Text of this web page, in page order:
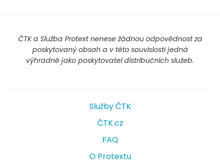
ČTK a Služba Protext nenese žádnou odpovědnost za
poskytovaný obsah a v této souvislosti jedná
výhradně jako poskytovatel distribučních služeb.
Služby ČTK
ČTK.cz
FAQ
O Protextu